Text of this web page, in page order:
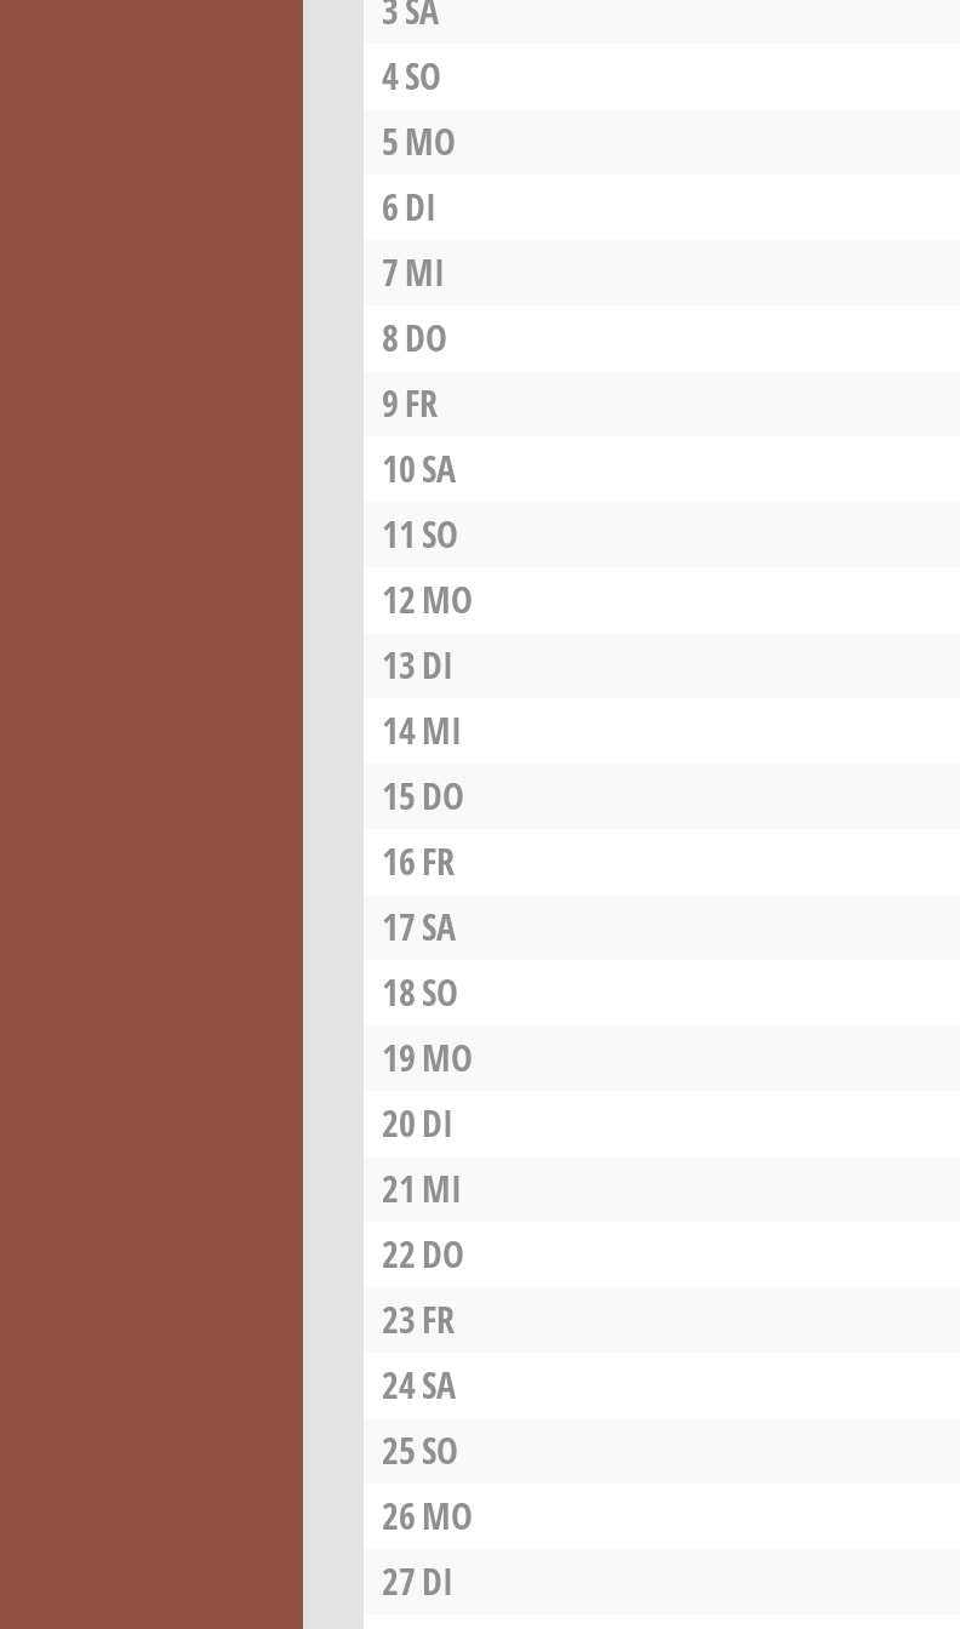
3SA
4SO
5MO
6DI
7MI
8DO
9FR
10SA
11 SO
12MO
13DI
14MI
15DO
16FR
17SA
18SO
19MO
20DI
21 MI
22DO
23FR
24SA
25SO
26MO
27DI